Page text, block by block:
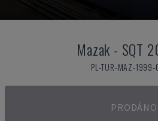
Mazak - SQT
PL-TUR-MAZ-
PRODÁNO